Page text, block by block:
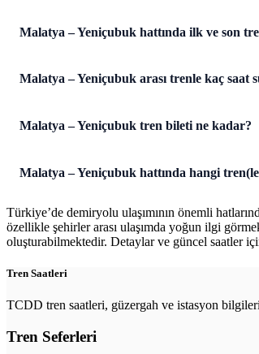
Malatya – Yeniçubuk hattında ilk ve son
Malatya – Yeniçubuk arası trenle kaç saat
Malatya – Yeniçubuk tren bileti ne kadar?
Malatya – Yeniçubuk hattında hangi
Türkiye’de demiryolu ulaşımının önemli
özellikle şehirler arası ulaşımda yoğun ilgi
oluşturabilmektedir. Detaylar ve güncel saatler
Tren Saatleri
TCDD tren saatleri, güzergah ve istasyon
Tren Seferleri